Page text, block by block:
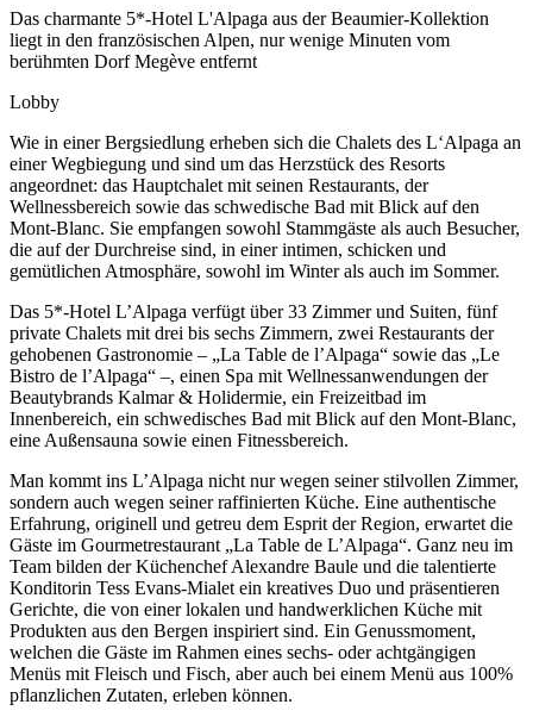
Das charmante 5*-Hotel L'Alpaga aus der Beaumier-Kollektion
liegt in den französischen Alpen, nur wenige Minuten vom
berühmten Dorf Megève entfernt
Lobby
Wie in einer Bergsiedlung erheben sich die Chalets des L‘Alpaga an
einer Wegbiegung und sind um das Herzstück des Resorts
angeordnet: das Hauptchalet mit seinen Restaurants, der
Wellnessbereich sowie das schwedische Bad mit Blick auf den
Mont-Blanc. Sie empfangen sowohl Stammgäste als auch Besucher,
die auf der Durchreise sind, in einer intimen, schicken und
gemütlichen Atmosphäre, sowohl im Winter als auch im Sommer.
Das 5*-Hotel L’Alpaga verfügt über 33 Zimmer und Suiten, fünf
private Chalets mit drei bis sechs Zimmern, zwei Restaurants der
gehobenen Gastronomie – „La Table de l’Alpaga“ sowie das „Le
Bistro de l’Alpaga“ –, einen Spa mit Wellnessanwendungen der
Beautybrands Kalmar & Holidermie, ein Freizeitbad im
Innenbereich, ein schwedisches Bad mit Blick auf den Mont-Blanc,
eine Außensauna sowie einen Fitnessbereich.
Man kommt ins L’Alpaga nicht nur wegen seiner stilvollen Zimmer,
sondern auch wegen seiner raffinierten Küche. Eine authentische
Erfahrung, originell und getreu dem Esprit der Region, erwartet die
Gäste im Gourmetrestaurant „La Table de L’Alpaga“. Ganz neu im
Team bilden der Küchenchef Alexandre Baule und die talentierte
Konditorin Tess Evans-Mialet ein kreatives Duo und präsentieren
Gerichte, die von einer lokalen und handwerklichen Küche mit
Produkten aus den Bergen inspiriert sind. Ein Genussmoment,
welchen die Gäste im Rahmen eines sechs- oder achtgängigen
Menüs mit Fleisch und Fisch, aber auch bei einem Menü aus 100%
pflanzlichen Zutaten, erleben können.